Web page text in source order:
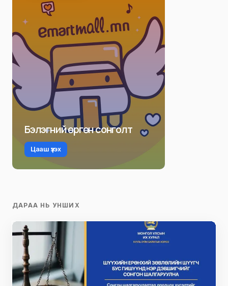
Бэлэгний өргөн сонголт
Цааш үзэх
ДАРАА НЬ УНШИХ